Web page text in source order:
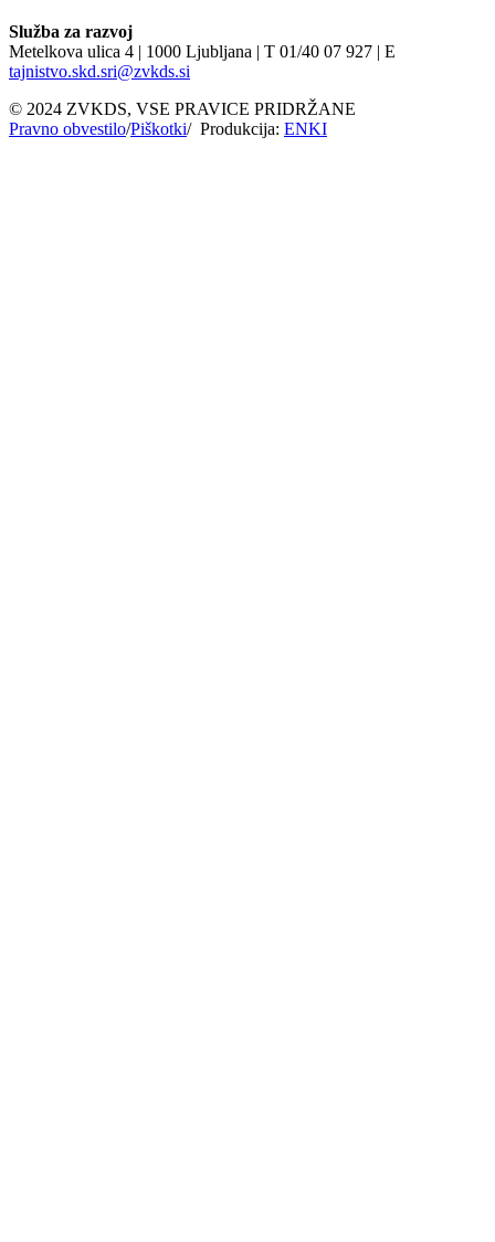
Služba za razvoj
Metelkova ulica 4 | 1000 Ljubljana | T 01/40 07 927 | E
tajnistvo.skd.sri@zvkds.si
© 2024 ZVKDS, VSE PRAVICE PRIDRŽANE
Pravno obvestilo/Piškotki/ Produkcija: ENKI